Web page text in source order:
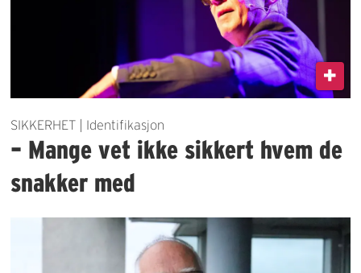
SIKKERHET | Identifikasjon
– Mange vet ikke sikkert hvem de
snakker med